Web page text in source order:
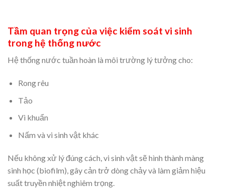
Tầm quan trọng của việc kiểm soát vi sinh
trong hệ thống nước
Hệ thống nước tuần hoàn là môi trường lý tưởng cho:
Rong rêu
Tảo
Vi khuẩn
Nấm và vi sinh vật khác
Nếu không xử lý đúng cách, vi sinh vật sẽ hình thành màng
sinh học (biofilm), gây cản trở dòng chảy và làm giảm hiệu
suất truyền nhiệt nghiêm trọng.